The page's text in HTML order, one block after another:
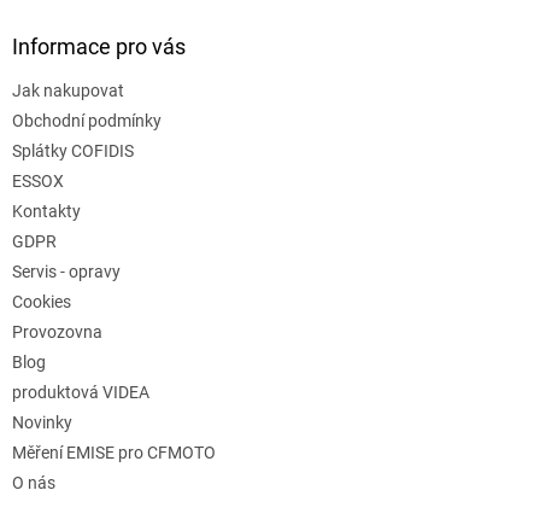
Informace pro vás
Jak nakupovat
Obchodní podmínky
Splátky COFIDIS
ESSOX
Kontakty
GDPR
Servis - opravy
Cookies
Provozovna
Blog
produktová VIDEA
Novinky
Měření EMISE pro CFMOTO
O nás